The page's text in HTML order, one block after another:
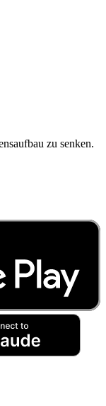
zu senken.